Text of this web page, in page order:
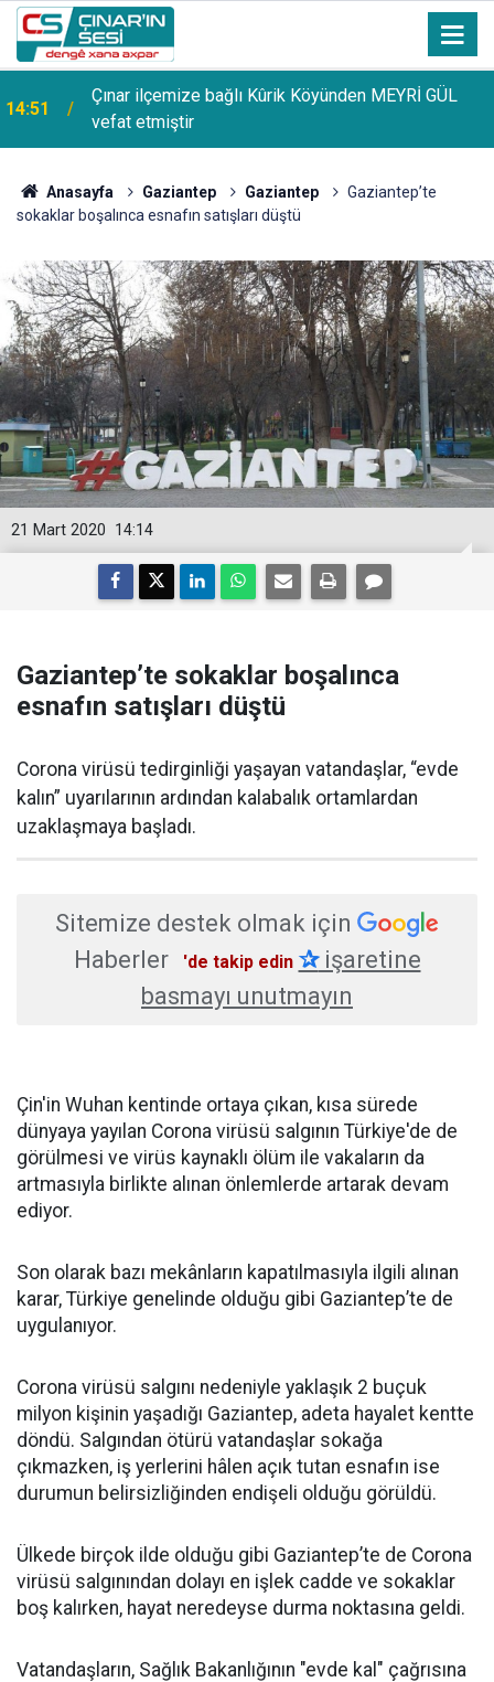
14:51
Çınar ilçemize bağlı Kûrik Köyünden MEYRİ GÜL
vefat etmiştir
Anasayfa Gaziantep Gaziantep
Gaziantep’te
sokaklar boşalınca esnafın satışları düştü
14:14
21 Mart 2020
Gaziantep’te sokaklar boşalınca
esnafın satışları düştü
Corona virüsü tedirginliği yaşayan vatandaşlar, “evde
kalın” uyarılarının ardından kalabalık ortamlardan
uzaklaşmaya başladı.
Sitemize destek olmak için
Haberler
'de takip edin ✰işaretine
basmayı unutmayın
Çin'in Wuhan kentinde ortaya çıkan, kısa sürede
dünyaya yayılan Corona virüsü salgının Türkiye'de de
görülmesi ve virüs kaynaklı ölüm ile vakaların da
artmasıyla birlikte alınan önlemlerde artarak devam
ediyor.
Son olarak bazı mekânların kapatılmasıyla ilgili alınan
karar, Türkiye genelinde olduğu gibi Gaziantep’te de
uygulanıyor.
Corona virüsü salgını nedeniyle yaklaşık 2 buçuk
milyon kişinin yaşadığı Gaziantep, adeta hayalet kentte
döndü. Salgından ötürü vatandaşlar sokağa
çıkmazken, iş yerlerini hâlen açık tutan esnafın ise
durumun belirsizliğinden endişeli olduğu görüldü.
Ülkede birçok ilde olduğu gibi Gaziantep’te de Corona
virüsü salgınından dolayı en işlek cadde ve sokaklar
boş kalırken, hayat neredeyse durma noktasına geldi.
Vatandaşların, Sağlık Bakanlığının "evde kal" çağrısına